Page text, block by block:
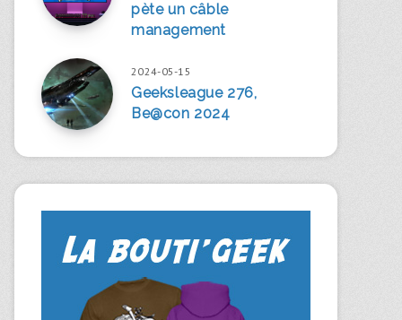
pète un câble
management
2024-05-15
Geeksleague 276,
Be@con 2024